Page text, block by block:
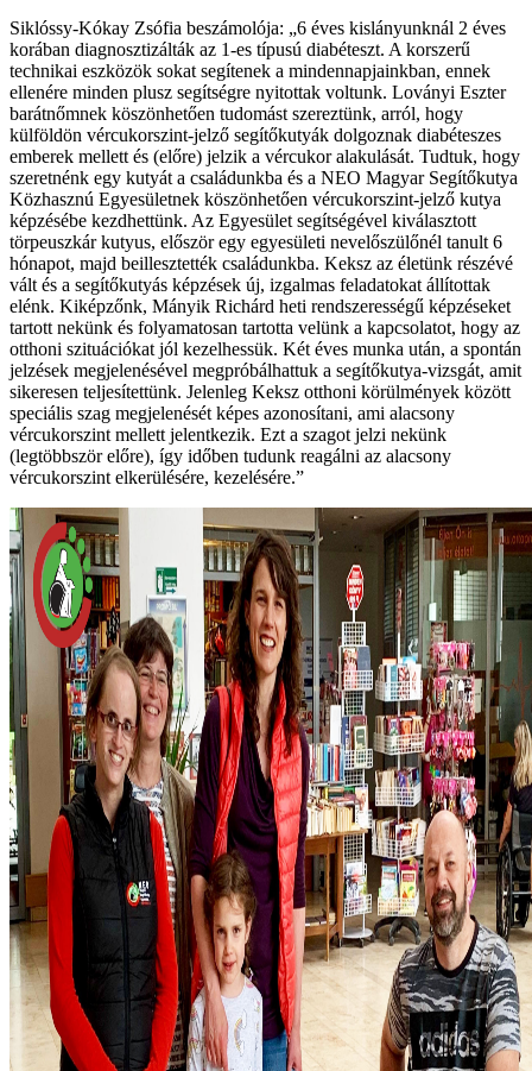
Siklóssy-Kókay Zsófia beszámolója: „6 éves kislányunknál 2 éves
korában diagnosztizálták az 1-es típusú diabéteszt. A korszerű
technikai eszközök sokat segítenek a mindennapjainkban, ennek
ellenére minden plusz segítségre nyitottak voltunk. Loványi Eszter
barátnőmnek köszönhetően tudomást szereztünk, arról, hogy
külföldön vércukorszint-jelző segítőkutyák dolgoznak diabéteszes
emberek mellett és (előre) jelzik a vércukor alakulását. Tudtuk, hogy
szeretnénk egy kutyát a családunkba és a NEO Magyar Segítőkutya
Közhasznú Egyesületnek köszönhetően vércukorszint-jelző kutya
képzésébe kezdhettünk. Az Egyesület segítségével kiválasztott
törpeuszkár kutyus, először egy egyesületi nevelőszülőnél tanult 6
hónapot, majd beillesztették családunkba. Keksz az életünk részévé
vált és a segítőkutyás képzések új, izgalmas feladatokat állítottak
elénk. Kiképzőnk, Mányik Richárd heti rendszerességű képzéseket
tartott nekünk és folyamatosan tartotta velünk a kapcsolatot, hogy az
otthoni szituációkat jól kezelhessük. Két éves munka után, a spontán
jelzések megjelenésével megpróbálhattuk a segítőkutya-vizsgát, amit
sikeresen teljesítettünk. Jelenleg Keksz otthoni körülmények között
speciális szag megjelenését képes azonosítani, ami alacsony
vércukorszint mellett jelentkezik. Ezt a szagot jelzi nekünk
(legtöbbször előre), így időben tudunk reagálni az alacsony
vércukorszint elkerülésére, kezelésére.”